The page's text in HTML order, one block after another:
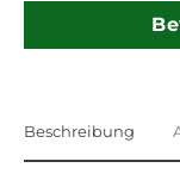
Beschreibung